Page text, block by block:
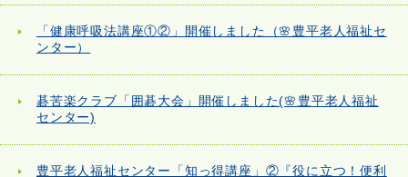
「健康呼吸法講座①②」開催しました（🌸豊平老人福祉セ
ンター）
碁苦楽クラブ「囲碁大会」開催しました(🌸豊平老人福祉
センター)
豊平老人福祉センター「知っ得講座」②『役に立つ！便利